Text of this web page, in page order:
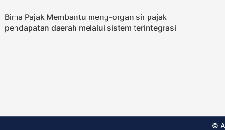
Bima Pajak Membantu meng-organisir pajak
pendapatan daerah melalui sistem terintegrasi
©